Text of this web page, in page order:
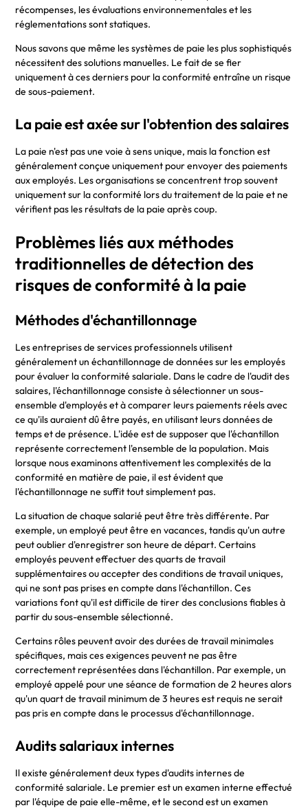
récompenses, les évaluations environnementales et les
réglementations sont statiques.
Nous savons que même les systèmes de paie les plus sophistiqués
nécessitent des solutions manuelles. Le fait de se fier
uniquement à ces derniers pour la conformité entraîne un risque
de sous-paiement.
La paie est axée sur l'obtention des salaires
La paie n'est pas une voie à sens unique, mais la fonction est
généralement conçue uniquement pour envoyer des paiements
aux employés. Les organisations se concentrent trop souvent
uniquement sur la conformité lors du traitement de la paie et ne
vérifient pas les résultats de la paie après coup.
Problèmes liés aux méthodes
traditionnelles de détection des
risques de conformité à la paie
Méthodes d'échantillonnage
Les entreprises de services professionnels utilisent
généralement un échantillonnage de données sur les employés
pour évaluer la conformité salariale. Dans le cadre de l'audit des
salaires, l'échantillonnage consiste à sélectionner un sous-
ensemble d'employés et à comparer leurs paiements réels avec
ce qu'ils auraient dû être payés, en utilisant leurs données de
temps et de présence. L'idée est de supposer que l'échantillon
représente correctement l'ensemble de la population. Mais
lorsque nous examinons attentivement les complexités de la
conformité en matière de paie, il est évident que
l'échantillonnage ne suffit tout simplement pas.
La situation de chaque salarié peut être très différente. Par
exemple, un employé peut être en vacances, tandis qu'un autre
peut oublier d'enregistrer son heure de départ. Certains
employés peuvent effectuer des quarts de travail
supplémentaires ou accepter des conditions de travail uniques,
qui ne sont pas prises en compte dans l'échantillon. Ces
variations font qu'il est difficile de tirer des conclusions fiables à
partir du sous-ensemble sélectionné.
Certains rôles peuvent avoir des durées de travail minimales
spécifiques, mais ces exigences peuvent ne pas être
correctement représentées dans l'échantillon. Par exemple, un
employé appelé pour une séance de formation de 2 heures alors
qu'un quart de travail minimum de 3 heures est requis ne serait
pas pris en compte dans le processus d'échantillonnage.
Audits salariaux internes
Il existe généralement deux types d'audits internes de
conformité salariale. Le premier est un examen interne effectué
par l'équipe de paie elle-même, et le second est un examen